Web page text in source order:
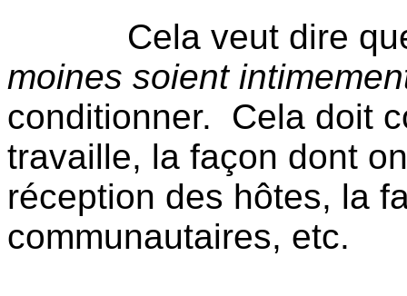
Cela veut dire
moines soient
conditionner.
Cela doit
travaille, la façon dont
réception des hôtes, la
communautaires, etc.